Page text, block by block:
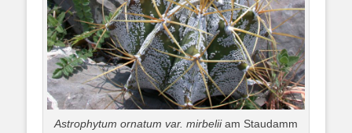
Astrophytum ornatum var. mirbeliiam Staudamm